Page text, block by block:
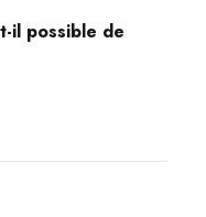
il possible de